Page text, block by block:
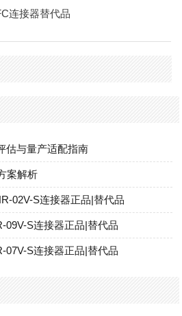
连接器替代品
估与量产适配指南
案解析
02V-S连接器正品|替代品
09V-S连接器正品|替代品
07V-S连接器正品|替代品